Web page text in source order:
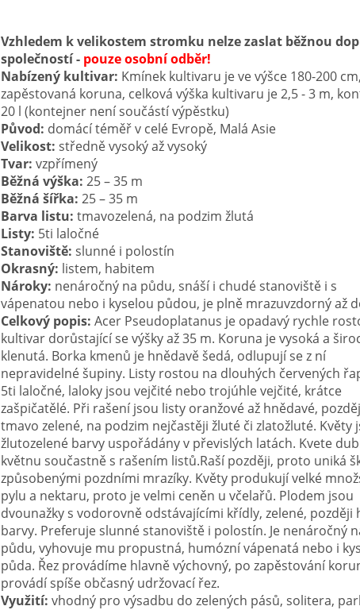
Vzhledem k velikostem stromku nelze zaslat běžnou
společností - pouze osobní odběr!
Nabízený kultivar: Kmínek kultivaru je ve výšce 180-200 cm,
zapěstovaná koruna, celková výška kultivaru je 2,5 - 3 m,
20 l (kontejner není součástí výpěstku)
Původ: domácí téměř v celé Evropě, Malá Asie
Velikost: středně vysoký až vysoký
Tvar: vzpřímený
Běžná výška: 25 – 35 m
Běžná šířka: 25 – 35 m
Barva listu: tmavozelená, na podzim žlutá
Listy: 5ti laločné
Stanoviště: slunné i polostín
Okrasný: listem, habitem
Nároky: nenáročný na půdu, snáší i chudé stanoviště i s
vápenatou nebo i kyselou půdou, je plně mrazuvzdorný až
Celkový popis: Acer Pseudoplatanus je opadavý rychle
kultivar dorůstající se výšky až 35 m. Koruna je vysoká a
klenutá. Borka kmenů je hnědavě šedá, odlupují se z ní
nepravidelné šupiny. Listy rostou na dlouhých červených
5ti laločné, laloky jsou vejčité nebo trojúhle vejčité, krátce
zašpičatělé. Při rašení jsou listy oranžové až hnědavé,
tmavo zelené, na podzim nejčastěji žluté či zlatožluté. Květy
žlutozelené barvy uspořádány v převislých latách. Kvete
květnu součastně s rašením listů.Raší později, proto uniká
způsobenými pozdními mrazíky. Květy produkují velké
pylu a nektaru, proto je velmi ceněn u včelařů. Plodem jsou
dvounažky s vodorovně odstávajícími křídly, zelené, později
barvy. Preferuje slunné stanoviště i polostín. Je nenáročný
půdu, vyhovuje mu propustná, humózní vápenatá nebo i
půda. Řez provádíme hlavně výchovný, po zapěstování
provádí spíše občasný udržovací řez.
Využití: vhodný pro výsadbu do zelených pásů, solitera,